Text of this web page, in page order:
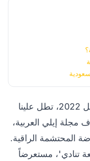
في عددها رقم 131 الصادر في أبريل 2022، تطل علينا
مجلة إيلي العربية،
المحتشمة الراقية.
تنادي'، مستعرضاً